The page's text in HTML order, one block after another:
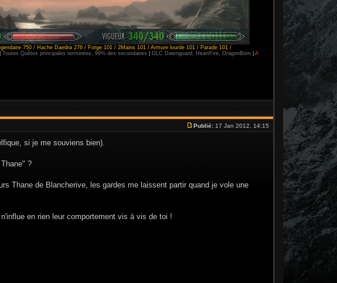
750 / Hache Daedra 276 / Forge 101 / 2Mains 101 / Armure lourde 101 / Parade 101 /
Toutes Quêtes principales terminées, 99% des secondaires DLC Dawnguard, HeartFire, DragonBorn
A
Publié: 17 Jan 2012, 14:15
si je me souviens bien).
?
Thane de Blancherive, les gardes me laissent partir quand je vole une
en rien leur comportement vis à vis de toi !